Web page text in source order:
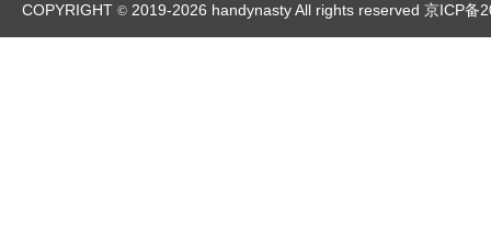
COPYRIGHT © 2019-2026 handynasty All rights reserved 京ICP备